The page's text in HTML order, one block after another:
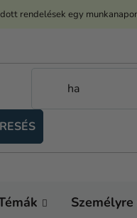
rendelések egy